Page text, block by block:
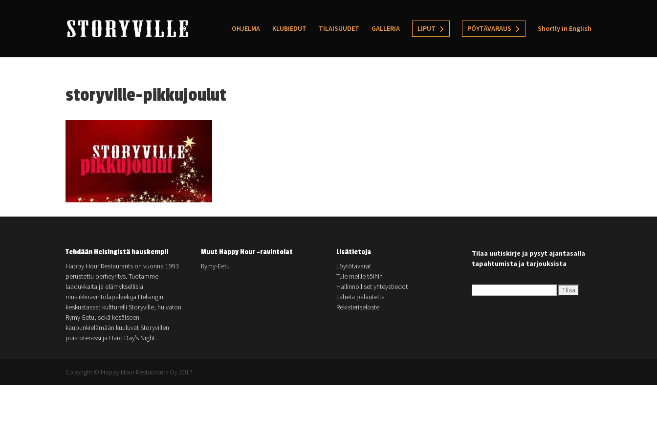
OHJELMA KLUBIEDUT TILAISUUDET GALLERIA LIPUT PÖYTÄVARAUS Shortly in English
storyville-pikkujoulut
Tehdään Helsingistä hauskempi!
Happy Hour Restaurants on vuonna 1993
perustettu perheyritys. Tuotamme
laadukkaita ja elämyksellisiä
musiikkiravintolapalveluja Helsingin
keskustassa; kultturelli Storyville, hulvaton
Rymy-Eetu, sekä kesäiseen
kaupunkielämään kuuluvat Storyvillen
puistoterassi ja Hard Day’s Night.
Muut Happy Hour -ravintolat
Rymy-Eetu
Lisätietoja
Löytötavarat
Tule meille töihin
Hallinnolliset yhteystiedot
Lähetä palautetta
Rekisteriseloste
Tilaa uutiskirje ja pysyt ajantasalla
tapahtumista ja tarjouksista
Copyright © Happy Hour Restaurants Oy 2017